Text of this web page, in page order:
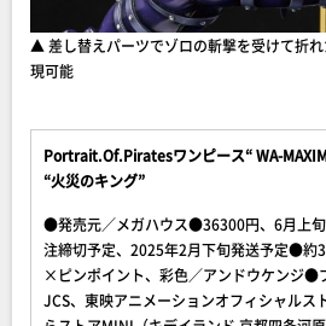
▲ 差し替えパーツでゾロの斬撃を受けて折
現可能
Portrait.Of.Piratesワンピース“ WA-
“火災のキング”
●発売元／メガハウス●36300円、6月上
注締切予定、2025年2月下旬発送予定●
×ピンポイント、彩色／アンドウケンジ●
JCS、東映アニメーションオフィシャルス